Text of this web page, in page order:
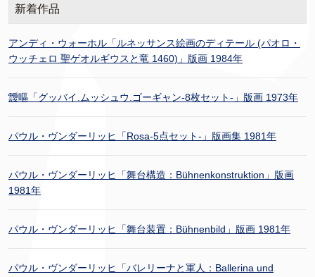
新着作品
アンディ・ウォーホル「ルネッサンス絵画のディテール (パオロ・
ウッチェロ 聖ゲオルギウスと竜 1460)」版画 1984年
靉嘔「グッバイ.ムッシュウ.ゴーギャン-8枚セット-」版画 1973年
パウル・ヴンダーリッヒ「Rosa-5点セット-」版画集 1981年
パウル・ヴンダーリッヒ「舞台構造：Bühnenkonstruktion」版画
1981年
パウル・ヴンダーリッヒ「舞台装置：Bühnenbild」版画 1981年
パウル・ヴンダーリッヒ「バレリーナと軍人：Ballerina und